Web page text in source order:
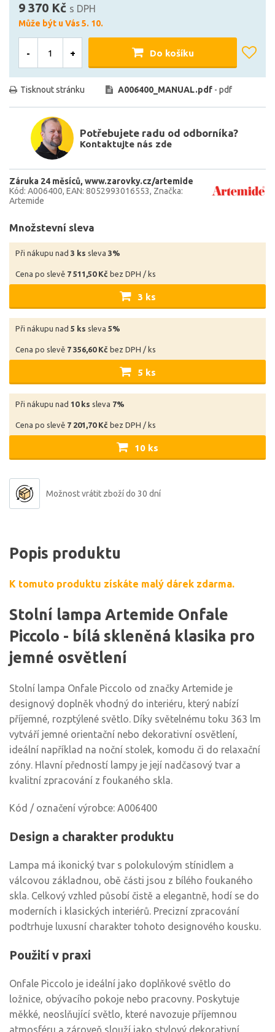
9 370 Kč s DPH
Může být u Vás 5. 10.
- + Do košíku
Tisknout stránku A006400_MANUAL.pdf - pdf
Potřebujete radu od odborníka?
Kontaktujte nás zde
Záruka 24 měsíců www.zarovky.cz/artemide
Kód: A006400 EAN: 8052993016553 Značka:
Artemide
Množstevní sleva
Při nákupu nad 3 ks sleva 3%
Cena po slevě 7 511,50 Kč bez DPH / ks
3 ks
Při nákupu nad 5 ks sleva 5%
Cena po slevě 7 356,60 Kč bez DPH / ks
5 ks
Při nákupu nad 10 ks sleva 7%
Cena po slevě 7 201,70 Kč bez DPH / ks
10 ks
Možnost vrátit zboží do 30 dní
Popis produktu
K tomuto produktu získáte malý dárek zdarma.
Stolní lampa Artemide Onfale
Piccolo - bílá skleněná klasika pro
jemné osvětlení
Stolní lampa Onfale Piccolo od značky Artemide je
designový doplněk vhodný do interiéru, který nabízí
příjemné, rozptýlené světlo. Díky světelnému toku 363 lm
vytváří jemné orientační nebo dekorativní osvětlení,
ideální například na noční stolek, komodu či do relaxační
zóny. Hlavní předností lampy je její nadčasový tvar a
kvalitní zpracování z foukaného skla.
Kód / označení výrobce: A006400
Design a charakter produktu
Lampa má ikonický tvar s polokulovým stínidlem a
válcovou základnou, obě části jsou z bílého foukaného
skla. Celkový vzhled působí čistě a elegantně, hodí se do
moderních i klasických interiérů. Precizní zpracování
podtrhuje luxusní charakter tohoto designového kousku.
Použití v praxi
Onfale Piccolo je ideální jako doplňkové světlo do
ložnice, obývacího pokoje nebo pracovny. Poskytuje
měkké, neoslňující světlo, které navozuje příjemnou
atmosféru a zároveň slouží jako stylový dekorativní